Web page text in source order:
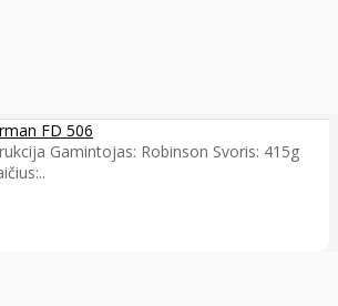
FD 506
Gamintojas: Robinson Svoris: 415g